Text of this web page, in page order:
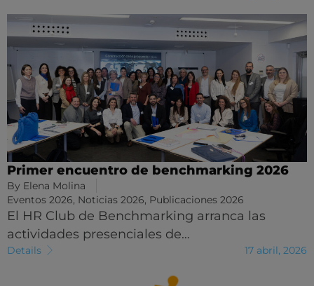
Primer encuentro de benchmarking 2026
By Elena Molina
Eventos 2026, Noticias 2026, Publicaciones 2026
El HR Club de Benchmarking arranca las
actividades presenciales de…
Details 17 abril, 2026